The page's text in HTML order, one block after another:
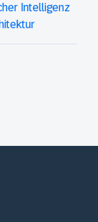
Intelligenz